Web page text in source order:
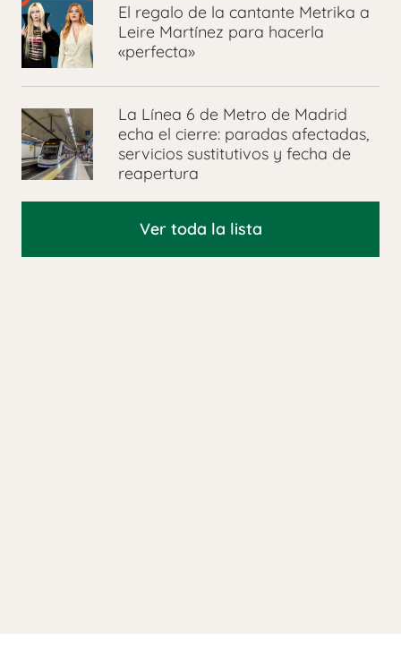
El regalo de la cantante Metrika a
Leire Martínez para hacerla
«perfecta»
La Línea 6 de Metro de Madrid
echa el cierre: paradas afectadas,
servicios sustitutivos y fecha de
reapertura
Ver toda la lista